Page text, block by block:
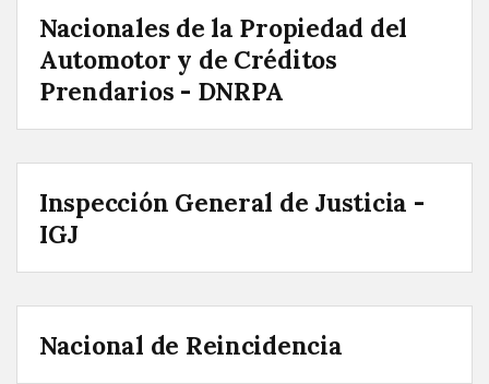
Nacionales de la Propiedad del
Automotor y de Créditos
Prendarios - DNRPA
Inspección General de Justicia -
IGJ
Nacional de Reincidencia